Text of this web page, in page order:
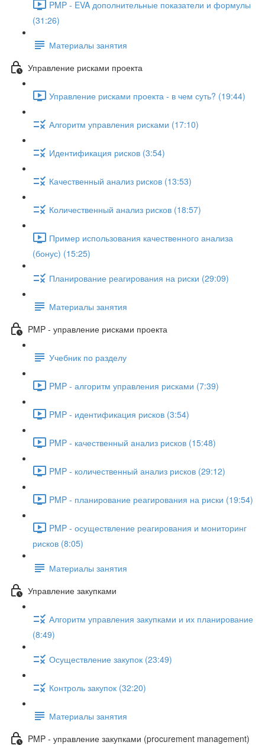
PMP - EVA дополнительные показатели и формулы
(31:26)
Материалы занятия
Управление рисками проекта
Управление рисками проекта - в чем суть? (19:44)
Алгоритм управления рисками (17:10)
Идентификация рисков (3:54)
Качественный анализ рисков (13:53)
Количественный анализ рисков (18:57)
Пример использования качественного анализа
(бонус) (15:25)
Планирование реагирования на риски (29:09)
Материалы занятия
PMP - управление рисками проекта
Учебник по разделу
PMP - алгоритм управления рисками (7:39)
PMP - идентификация рисков (3:54)
PMP - качественный анализ рисков (15:48)
PMP - количественный анализ рисков (29:12)
PMP - планирование реагирования на риски (19:54)
PMP - осуществление реагирования и мониторинг
рисков (8:05)
Материалы занятия
Управление закупками
Алгоритм управления закупками и их планирование
(8:49)
Осуществление закупок (23:49)
Контроль закупок (32:20)
Материалы занятия
PMP - управление закупками (procurement management)